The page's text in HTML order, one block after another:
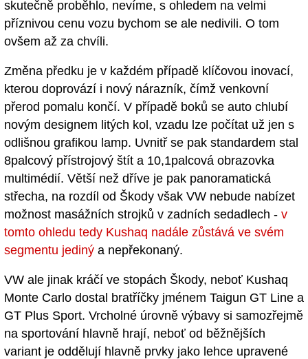
skutečně proběhlo, nevíme, s ohledem na velmi
příznivou cenu vozu bychom se ale nedivili. O tom
ovšem až za chvíli.
Změna předku je v každém případě klíčovou inovací,
kterou doprovází i nový nárazník, čímž venkovní
přerod pomalu končí. V případě boků se auto chlubí
novým designem litých kol, vzadu lze počítat už jen s
odlišnou grafikou lamp. Uvnitř se pak standardem stal
8palcový přístrojový štít a 10,1palcová obrazovka
multimédií. Větší než dříve je pak panoramatická
střecha, na rozdíl od Škody však VW nebude nabízet
možnost masážních strojků v zadních sedadlech - v
tomto ohledu tedy Kushaq nadále zůstává ve svém
segmentu jediný a nepřekonaný.
VW ale jinak kráčí ve stopách Škody, neboť Kushaq
Monte Carlo dostal bratříčky jménem Taigun GT Line a
GT Plus Sport. Vrcholné úrovně výbavy si samozřejmě
na sportování hlavně hrají, neboť od běžnějších
variant je oddělují hlavně prvky jako lehce upravené